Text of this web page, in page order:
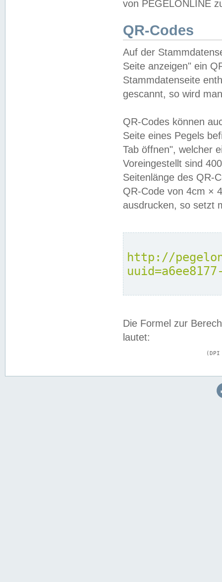
von PEGELONLINE
QR-Codes
Auf der
Seite anzeigen" ein
Stammdatenseite
gescannt, so wird
QR-Codes können
Seite eines Pegels
Tab öffnen", welcher
Voreingestellt sind
Seitenlänge des QR-
QR-Code von 4cm ×
ausdrucken, so setzt
http://
Die Formel zur
lautet: